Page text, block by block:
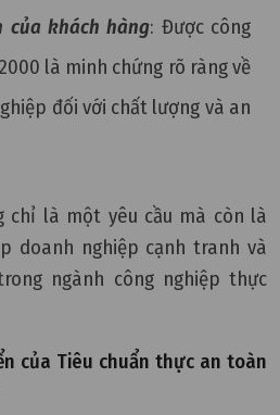
của khách hàng: Được công
là minh chứng rõ ràng về
đối với chất lượng và an
chỉ là một yêu cầu mà còn là
doanh nghiệp cạnh tranh và
ngành công nghiệp thực
của Tiêu chuẩn thực an toàn